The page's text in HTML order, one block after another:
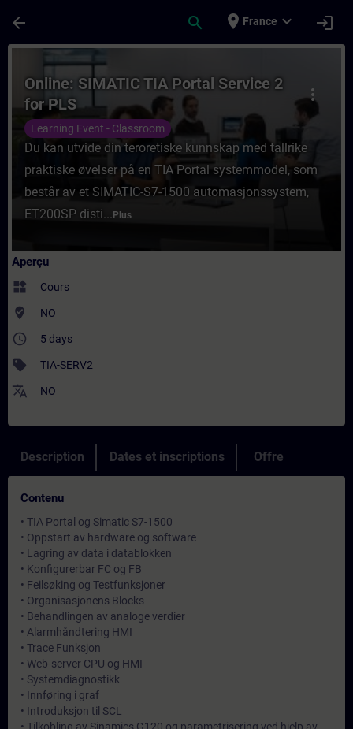
arrow_back search place France expand_more login
Cours - Online: SIMATIC TIA Portal
more_vert
Online: SIMATIC TIA Portal Service 2
for PLS
Learning Event - Classroom
Du kan utvide din teroretiske kunnskap med tallrike
praktiske øvelser på en TIA Portal systemmodel, som
består av et SIMATIC-S7-1500 automasjonssystem,
ET200SP disti... Plus
Aperçu
widgets Cours
where_to_vote NO
access_time 5 days
sell TIA-SERV2
translate NO
Description Dates et inscriptions Offre
Contenu
• TIA Portal og Simatic S7-1500
• Oppstart av hardware og software
• Lagring av data i datablokken
• Konfigurerbar FC og FB
• Feilsøking og Testfunksjoner
• Organisasjonens Blocks
• Behandlingen av analoge verdier
• Alarmhåndtering HMI
• Trace Funksjon
• Web-server CPU og HMI
• Systemdiagnostikk
• Innføring i graf
• Introduksjon til SCL